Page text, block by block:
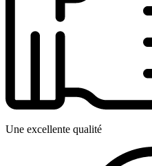
Une excellente qualité